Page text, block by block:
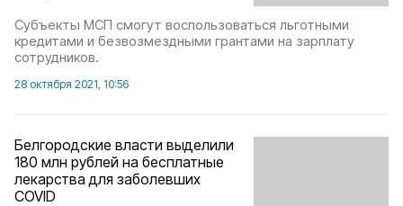
Субъекты МСП смогут воспользоваться льготными
кредитами и безвозмездными грантами на зарплату
сотрудников.
28 октября 2021, 10:56
Белгородские власти выделили
180 млн рублей на бесплатные
лекарства для заболевших
COVID